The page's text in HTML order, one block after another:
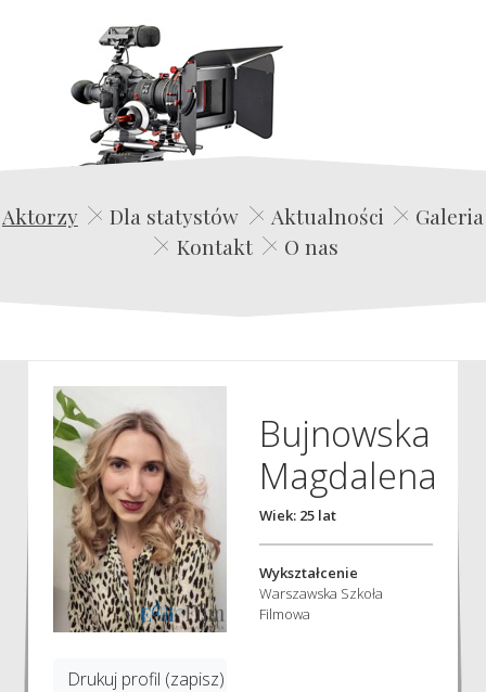
Edwin Film Agencja Aktorska
Aktorzy Dla statystów Aktualności
Galeria
Kontakt
O nas
Drukuj profil (zapisz)
Bujnowska
Magdalena
Wiek: 25 lat
Wykształcenie
Warszawska Szkoła
Filmowa